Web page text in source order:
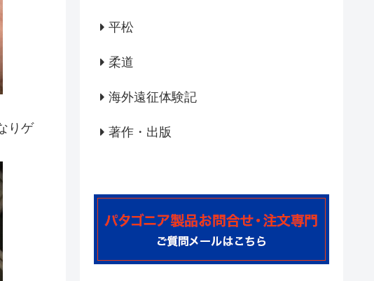
りゲ
平松
柔道
海外遠征体験記
著作・出版